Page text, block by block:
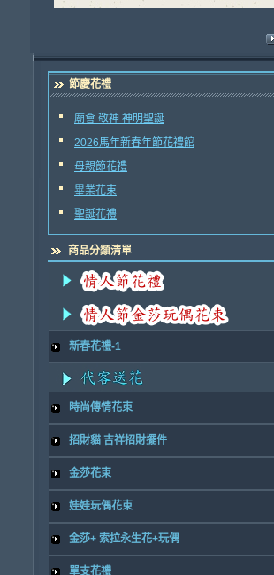
節慶花禮
廟會 敬神 神明聖誕
2026馬年新春年節花禮館
母親節花禮
畢業花束
聖誕花禮
商品分類清單
新春花禮-1
時尚傳情花束
招財貓 吉祥招財擺件
金莎花束
娃娃玩偶花束
金莎+ 索拉永生花+玩偶
單支花禮